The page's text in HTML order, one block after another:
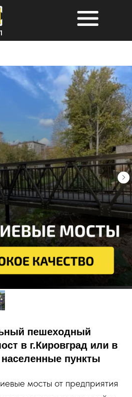
пешеходный
в г.Кировград или в
населенные пункты
мосты от предприятия